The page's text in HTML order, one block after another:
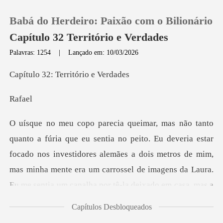
Loja
Histórico
Babá do Herdeiro: Paixão com o Bilionário
Capítulo 32 Território e Verdades
Palavras: 1254 |Lançado em: 10/03/2026
: Territóri
fa
estar
focado nos investidores alemães a dois metros de mim,
mas minha mente era um carrossel de imagen
Capítulos Desbloqueados